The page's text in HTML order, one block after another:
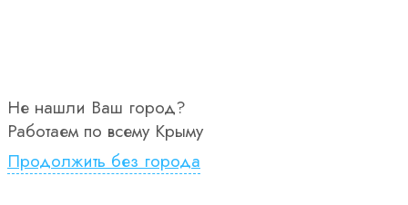
Не нашли Ваш город?
Работаем по всему Крыму
Продолжить без города